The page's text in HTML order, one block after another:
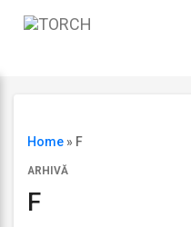
Home » F
ARHIVĂ
F